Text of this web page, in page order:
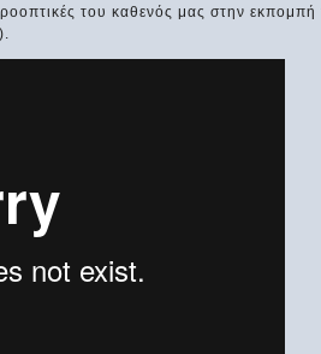
του καθενός μας στην